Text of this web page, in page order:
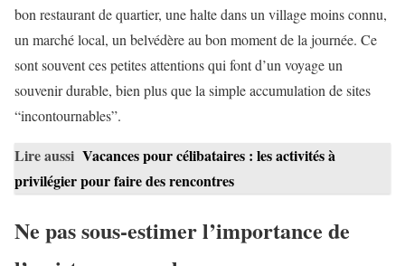
bon restaurant de quartier, une halte dans un village moins connu,
un marché local, un belvédère au bon moment de la journée. Ce
sont souvent ces petites attentions qui font d’un voyage un
souvenir durable, bien plus que la simple accumulation de sites
“incontournables”.
Lire aussi Vacances pour célibataires : les activités à
privilégier pour faire des rencontres
Ne pas sous-estimer l’importance de